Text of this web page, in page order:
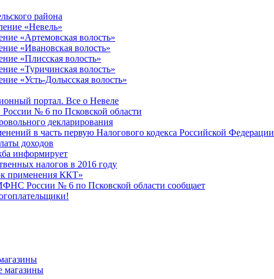
района
«Невель»
«Артемовская волость»
«Ивановская волость»
«Плисская волость»
«Туричинская волость»
«Усть-Долысская волость»
портал. Все о Невеле
№ 6 по Псковской области
декларирования
в часть первую Налогового кодекса Российской Федерации
доходов
информирует
налогов в 2016 году
применения ККТ»
России № 6 по Псковской области сообщает
магазины